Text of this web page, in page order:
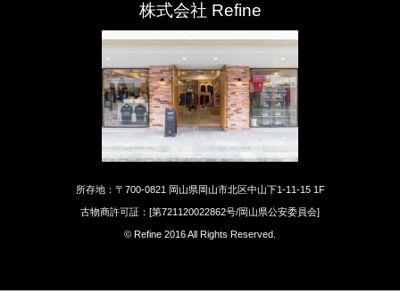
株式会社 Refine
所存地：〒700-0821 岡山県岡山市北区中山下1-11-15 1F
古物商許可証：[第721120022862号/岡山県公安委員会]
© Refine 2016 All Rights Reserved.